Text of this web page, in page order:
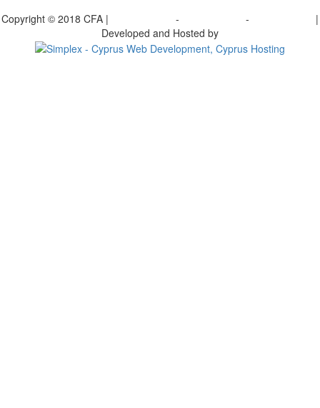
Copyright © 2018 CFA | - -
|
Developed and Hosted by